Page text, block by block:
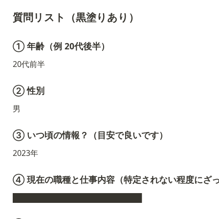
質問リスト（黒塗りあり）
① 年齢（例 20代後半）
20代前半
② 性別
男
③ いつ頃の情報？（目安で良いです）
2023年
④ 現在の職種と仕事内容（特定されない程度にざ